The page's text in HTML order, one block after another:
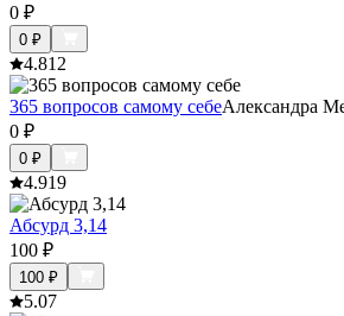
0 ₽
0 ₽
4.812
365 вопросов самому себеАлександра
0 ₽
0 ₽
4.919
Абсурд 3,14
100 ₽
100 ₽
5.07